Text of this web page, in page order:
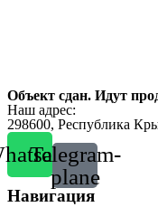
Объект сдан. Идут
Наш адрес:
298600, Республика
Telegram-
plane
Навигация